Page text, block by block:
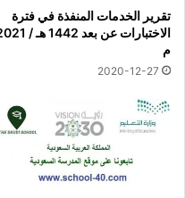
تقرير الخدمات المنفذة في فترة
الاختبارات عن بعد 1442
م
2020-12-27